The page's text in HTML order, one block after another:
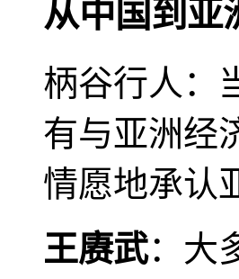
从中国到亚
柄谷行人：
有与亚洲经
情愿地承认
王赓武：大